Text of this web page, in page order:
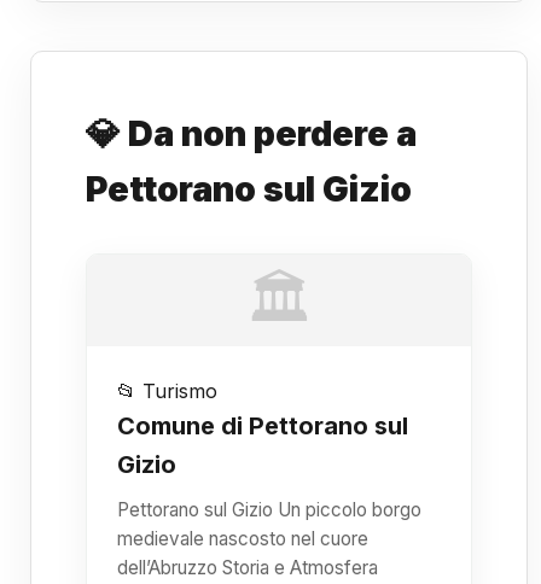
💎 Da non perdere a
Pettorano sul Gizio
🏛️
📂 Turismo
Comune di Pettorano sul
Gizio
Pettorano sul Gizio Un piccolo borgo
medievale nascosto nel cuore
dell’Abruzzo Storia e Atmosfera